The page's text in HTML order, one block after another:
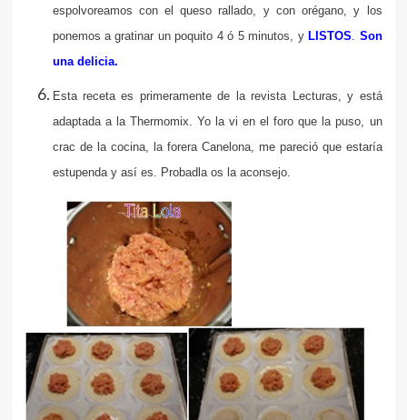
espolvoreamos con el queso rallado, y con orégano, y los
ponemos a gratinar un poquito 4 ó 5 minutos, yLISTOS
Son
una delicia.
Esta receta es primeramente de la revista Lecturas, y está
adaptada a la Thermomix. Yo la vi en el foro que la puso, un
crac de la cocina, la forera Canelona, me pareció que estaría
estupenda y así es. Probadla os la aconsejo.